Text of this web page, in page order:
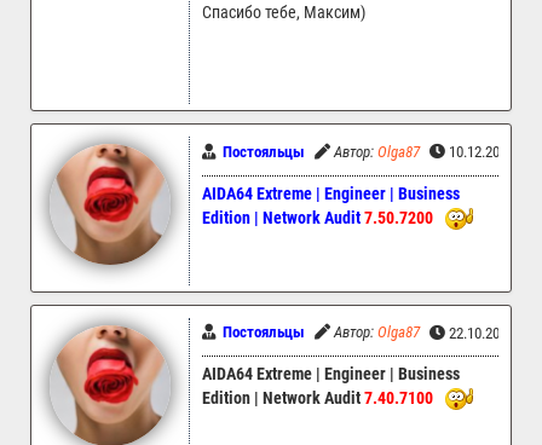
Спасибо тебе, Максим)
Постояльцы Автор: Olga87 10.12.2024
AIDA64 Extreme | Engineer | Business
Edition | Network Audit7.50.7200
Постояльцы Автор: Olga87 22.10.2024
AIDA64 Extreme | Engineer | Business
Edition | Network Audit7.40.7100